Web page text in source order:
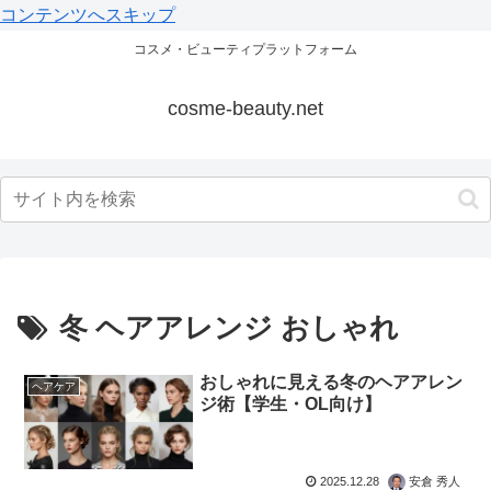
コンテンツへスキップ
コスメ・ビューティプラットフォーム
cosme-beauty.net
冬 ヘアアレンジ おしゃれ
ヘアケア
おしゃれに見える冬のヘアアレン
ジ術【学生・OL向け】
2025.12.28 安倉 秀人